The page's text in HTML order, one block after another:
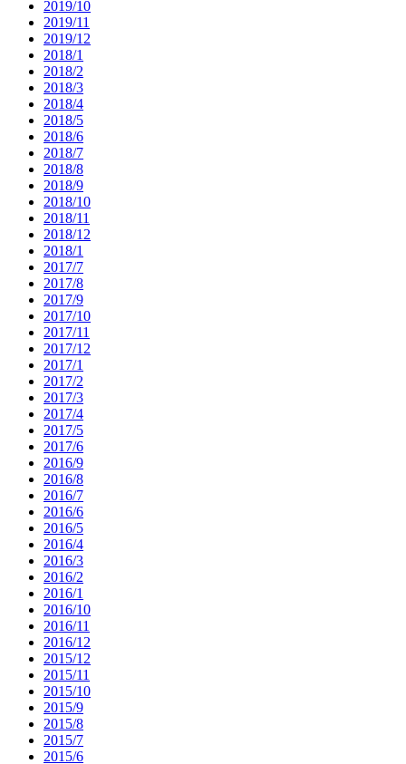
2019/10
2019/11
2019/12
2018/1
2018/2
2018/3
2018/4
2018/5
2018/6
2018/7
2018/8
2018/9
2018/10
2018/11
2018/12
2018/1
2017/7
2017/8
2017/9
2017/10
2017/11
2017/12
2017/1
2017/2
2017/3
2017/4
2017/5
2017/6
2016/9
2016/8
2016/7
2016/6
2016/5
2016/4
2016/3
2016/2
2016/1
2016/10
2016/11
2016/12
2015/12
2015/11
2015/10
2015/9
2015/8
2015/7
2015/6